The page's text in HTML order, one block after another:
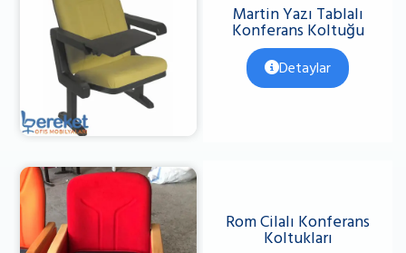
Martin Yazı Tablalı
Konferans Koltuğu
Detaylar
Rom Cilalı Konferans
Koltukları